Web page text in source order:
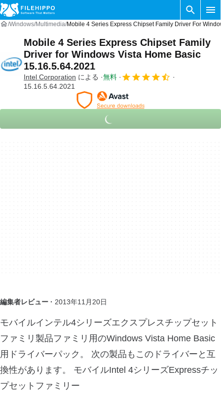
Windows Multimedia Mobile 4 Series Express Chipset Family Driver For
Mobile 4 Series Express Chipset Family
Driver for Windows Vista Home Basic
15.16.5.64.2021
Intel Corporation による
無料
15.16.5.64.2021
編集者レビュー · 2013年11月20日
モバイルインテル4シリーズエクスプレスチップセット
ファミリ製品ファミリ用のWindows Vista Home Basic
用ドライバーパック。 次の製品もこのドライバーと互
換性があります。 モバイルIntel 4シリーズExpressチッ
プセットファミリー